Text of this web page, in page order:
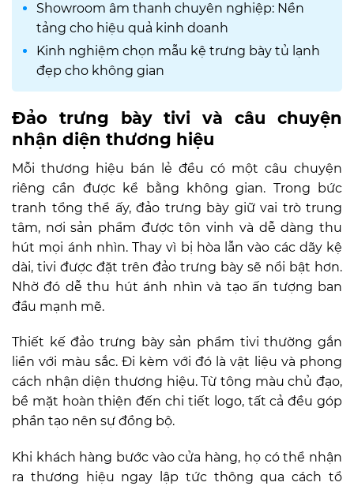
Showroom âm thanh chuyên nghiệp: Nền
tảng cho hiệu quả kinh doanh
Kinh nghiệm chọn mẫu kệ trưng bày tủ lạnh
đẹp cho không gian
Đảo trưng bày tivi và câu chuyện
nhận diện thương hiệu
Mỗi thương hiệu bán lẻ đều có một câu chuyện
riêng cần được kể bằng không gian. Trong bức
tranh tổng thể ấy, đảo trưng bày giữ vai trò trung
tâm, nơi sản phẩm được tôn vinh và dễ dàng thu
hút mọi ánh nhìn. Thay vì bị hòa lẫn vào các dãy kệ
dài, tivi được đặt trên đảo trưng bày sẽ nổi bật hơn.
Nhờ đó dễ thu hút ánh nhìn và tạo ấn tượng ban
đầu mạnh mẽ.
Thiết kế đảo trưng bày sản phẩm tivi thường gắn
liền với màu sắc. Đi kèm với đó là vật liệu và phong
cách nhận diện thương hiệu. Từ tông màu chủ đạo,
bề mặt hoàn thiện đến chi tiết logo, tất cả đều góp
phần tạo nên sự đồng bộ.
Khi khách hàng bước vào cửa hàng, họ có thể nhận
ra thương hiệu ngay lập tức thông qua cách tổ